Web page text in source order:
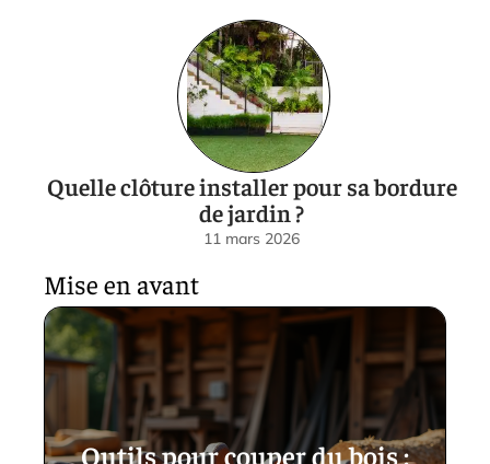
Quelle clôture installer pour sa bordure
de jardin ?
11 mars 2026
Mise en avant
Outils pour couper du bois :